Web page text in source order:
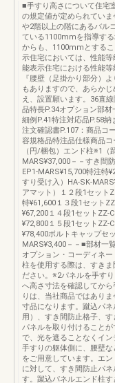
■手すり高さについて住宅
の規定値が定められてい
や2階以上の階にあるバル
ている1100mmを指導す
からも、1100mmとする
示住宅においては、性能
能表示住宅における性能
『腰壁（足掛かり部分）
もありますので、あらか
え、設置願います。36直
品特長P.34オプション部
細例P.41特注対応品P.58
注文確認書P.107：商品コ
容規格品特注品仕様商品
（円/梱包）エンド柱※1（
MARS¥37,000－－すき間
EP1-MARS¥15,700特注特
すり受け入）HA-SK-
アマット）１２段1セット
特¥61,600１３段1セット
¥67,200１４段1セットZZ-
¥72,800１５段1セットZZ-
¥78,400ボルトキャップセ
MARS¥3,400－－■部材一
オプション・コーディネ
柱を使用する際は、すき
ださい。※2パネルを手す
へ高さ寸法を確認してか
りは、当社商品ではあり
寸品になります。蹴込パ
用）、すき間防止格子、す
パネルを取り付けること
で、光を遮ることなくイ
手すりの躯体側に、腰壁
をご用意しています。エ
に対して、すき間防止パ
す。蹴込パネルエンド柱